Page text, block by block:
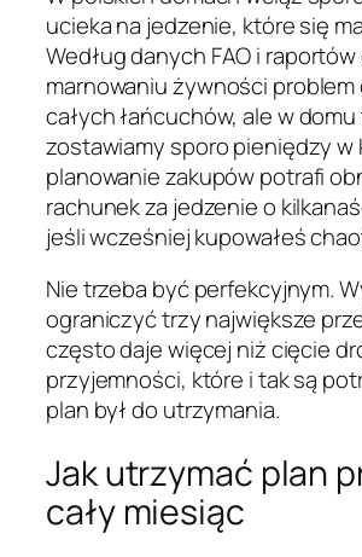
ucieka na jedzenie, które się
Według danych FAO i raportów
marnowaniu żywności
całych łańcuchów, ale w
zostawiamy sporo pieniędzy w
planowanie zakupów potrafi
rachunek za jedzenie o
jeśli wcześniej kupowałeś
Nie trzeba być perfekcyjnym.
ograniczyć trzy największe
często daje więcej niż cięcie
przyjemności, które i tak są
plan był do utrzymania.
Jak utrzymać plan
cały miesiąc